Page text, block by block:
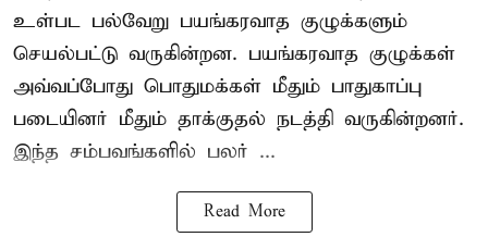
உள்பட பல்வேறு பயங்கரவாத குழுக்களும்
செயல்பட்டு வருகின்றன. பயங்கரவாத குழுக்கள்
அவ்வப்போது பொதுமக்கள் மீதும் பாதுகாப்பு
படையினர் மீதும் தாக்குதல் நடத்தி வருகின்றனர்.
இந்த சம்பவங்களில் பலர் ...
Read More